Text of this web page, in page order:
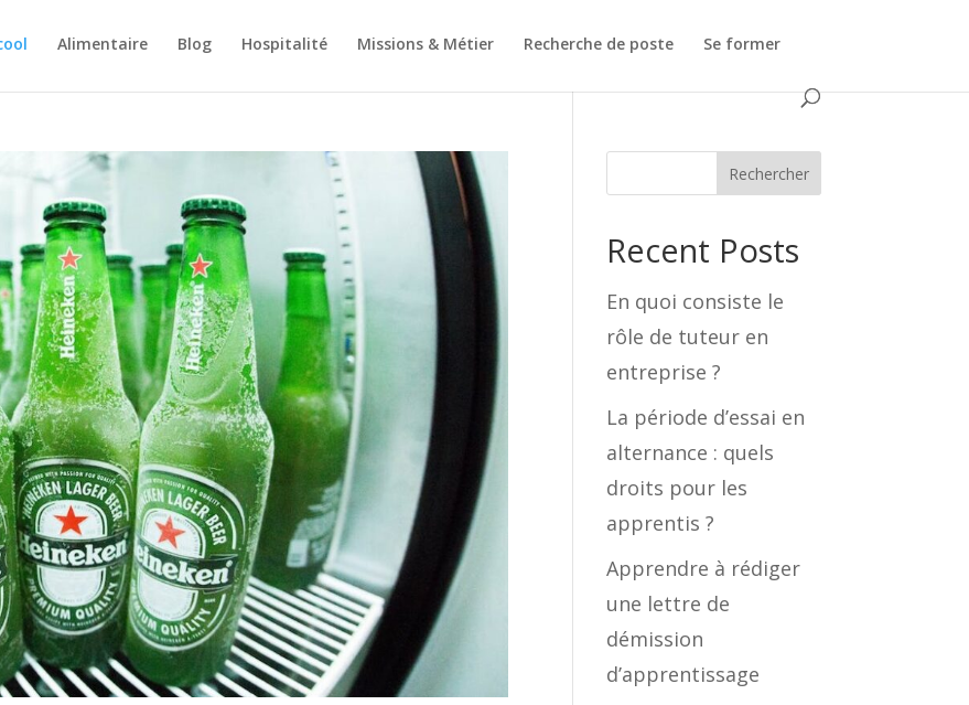
Alimentaire Blog Hospitalité Missions & Métier Recherche de poste Se former
Rechercher
Recent Posts
En quoi consiste le
rôle de tuteur en
entreprise ?
La période d’essai en
alternance : quels
droits pour les
apprentis ?
Apprendre à rédiger
une lettre de
démission
d’apprentissage